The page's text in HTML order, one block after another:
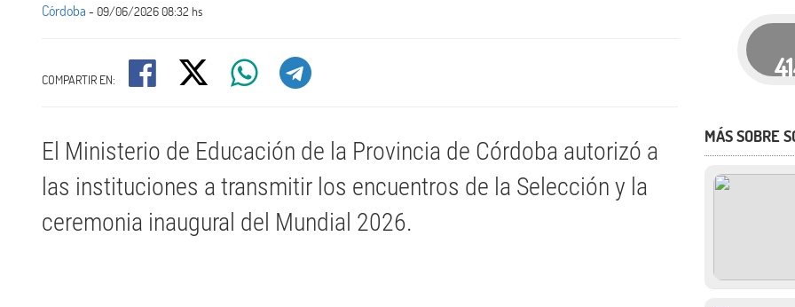
Córdoba - 09/06/2026 08:32 hs
COMPARTIR EN:
El Ministerio de Educación de la Provincia de Córdoba autorizó a
las instituciones a transmitir los encuentros de la Selección y la
ceremonia inaugural del Mundial 2026.
MÁS SOBRE